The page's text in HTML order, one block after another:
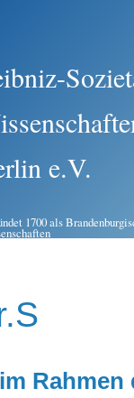
e.V.
1700 als
Rahmen